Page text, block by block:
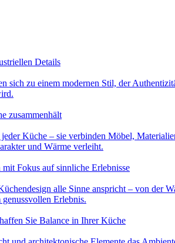
Details
sich zu einem modernen Stil, der
zusammenhält
Küche – sie verbinden Möbel,
und Wärme verleiht.
Fokus auf sinnliche Erlebnisse
alle Sinne anspricht – von
Erlebnis.
Sie Balance in Ihrer Küche